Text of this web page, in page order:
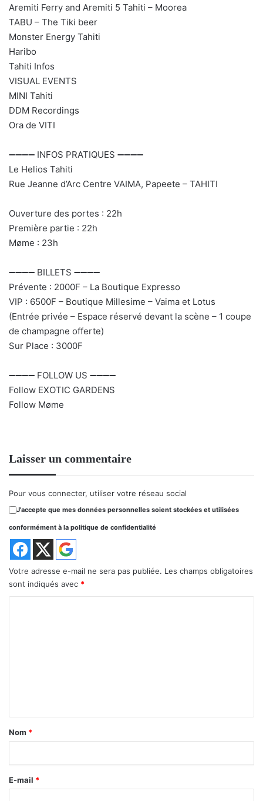
Aremiti Ferry and Aremiti 5 Tahiti – Moorea
TABU – The Tiki beer
Monster Energy Tahiti
Haribo
Tahiti Infos
VISUAL EVENTS
MINI Tahiti
DDM Recordings
Ora de VITI
➖➖➖➖ INFOS PRATIQUES ➖➖➖➖
Le Helios Tahiti
Rue Jeanne d’Arc Centre VAIMA, Papeete – TAHITI
Ouverture des portes : 22h
Première partie : 22h
Møme : 23h
➖➖➖➖ BILLETS ➖➖➖➖
Prévente : 2000F – La Boutique Expresso
VIP : 6500F – Boutique Millesime – Vaima et Lotus
(Entrée privée – Espace réservé devant la scène – 1 coupe
de champagne offerte)
Sur Place : 3000F
➖➖➖➖ FOLLOW US ➖➖➖➖
Follow EXOTIC GARDENS
Follow Møme
Laisser un commentaire
Pour vous connecter, utiliser votre réseau social
J'accepte que mes données personnelles soient stockées et utilisées
conformément à la politique de confidentialité
Votre adresse e-mail ne sera pas publiée. Les champs obligatoires
sont indiqués avec *
a
r
e
Nom *
E-mail *